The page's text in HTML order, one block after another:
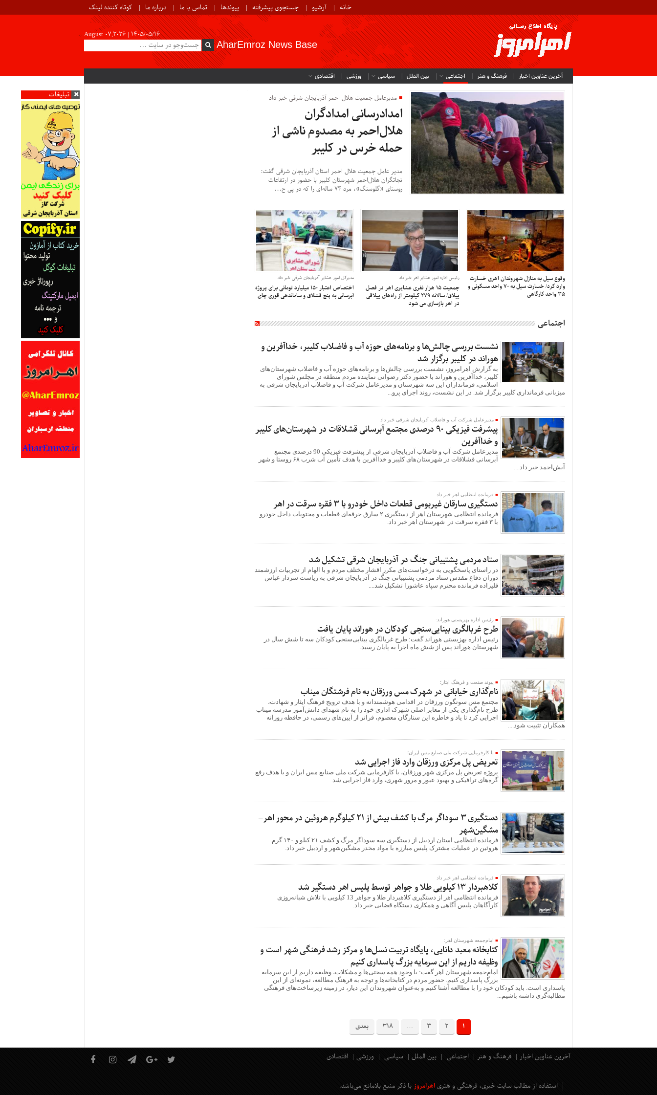
خانه آرشیو جستجوی پیشرفته پیوندها تماس با ما درباره ما کوتاه کننده لینک
August 07,2026 | ۱۴۰۵/۰۵/۱۶
AharEmroz News Base
آخرین عناوین اخبار فرهنگ و هنر اجتماعی بین الملل سیاسی ورزشی اقتصادی
تبلیغات مدیرعامل جمعیت هلال احمر آذربایجان شرقی خبر داد
امدادرسانی امدادگران
هلال‌احمر به مصدوم ناشی از
حمله خرس در کلیبر
مدیر عامل جمعیت هلال احمر استان آذربایجان شرقی گفت:
نجاتگران هلال‌احمر شهرستان کلیبر با حضور در ارتفاعات
روستای «گلوسنگ»، مرد ۷۴ ساله‌ای را که در پی ح...
وقوع سیل به منازل شهروندان اهری خسارت
وارد کرد/ خسارت سیل به ۷۰ واحد مسکونی و
۳۵ واحد کارگاهی
رئیس اداره امور عشایر اهر خبر داد
جمعیت ۱۵ هزار نفری عشایری اهر در فصل
ییلاق/ سالانه ۲۷۹ کیلومتر از راه‌های ییلاقی
در اهر بازسازی می شود
مدیرکل امور عشایر آذربایجان شرقی خبر داد
اختصاص اعتبار ۱۵۰ میلیارد تومانی برای پروژه
آبرسانی به پنج قشلاق و ساماندهی قوری چای
اجتماعی
نشست بررسی چالش‌ها و برنامه‌های حوزه آب و فاضلاب کلیبر، خداآفرین و
هوراند در کلیبر برگزار شد
به گزارش اهرامروز، نشست بررسی چالش‌ها و برنامه‌های حوزه آب و فاضلاب شهرستان‌های
کلیبر، خداآفرین و هوراند با حضور دکتر رضوانی نماینده مردم منطقه در مجلس شورای
اسلامی، فرمانداران این سه شهرستان و مدیرعامل شرکت آب و فاضلاب آذربایجان شرقی به
میزبانی فرمانداری کلیبر برگزار شد. در این نشست، روند اجرای پرو...
مدیرعامل شرکت آب و فاضلاب آذربایجان شرقی خبر داد
پیشرفت فیزیکی 90 درصدی مجتمع آبرسانی قشلاقات در شهرستان‌های کلیبر
و خداآفرین
مدیرعامل شرکت آب و فاضلاب آذربایجان شرقی از پیشرفت فیزیکی 90 درصدی مجتمع
آبرسانی قشلاقات در شهرستان‌های کلیبر و خداآفرین با هدف تأمین آب شرب ۶۸ روستا و شهر
آبش‌احمد خبر داد....
فرمانده انتظامی اهر خبر داد
دستگيری سارقان غیربومی قطعات داخل خودرو با ۳ فقره سرقت در اهر
فرمانده انتظامی شهرستان اهر از دستگيری ۲ سارق حرفه‌ای قطعات و محتويات داخل خودرو
با ۳ فقره سرقت در شهرستان اهر خبر داد.
ستاد مردمی پشتیبانی جنگ در آذربایجان شرقی تشکیل شد
در راستای پاسخگویی به درخواست‌های مکرر اقشار مختلف مردم و با الهام از تجربیات ارزشمند
دوران دفاع مقدس ستاد مردمی پشتیبانی جنگ در آذربایجان شرقی به ریاست سردار عباس
قلیزاده فرمانده محترم سپاه عاشورا تشکیل شد....
رئیس اداره بهزیستی هوراند:
طرح غربالگری بینایی‌سنجی کودکان در هوراند پایان یافت
رئیس اداره بهزیستی هوراند گفت: طرح غربالگری بینایی‌سنجی کودکان سه تا شش سال در
شهرستان هوراند پس از شش ماه اجرا به پایان رسید.
پیوند صنعت و فرهنگ ایثار؛
نام‌گذاری خیابانی در شهرک مس ورزقان به نام فرشتگان میناب
مجتمع مس سونگون ورزقان در اقدامی هوشمندانه و با هدف ترویج فرهنگ ایثار و شهادت،
طرح نام‌گذاری یکی از معابر اصلی شهرک اداری خود را به نام شهدای دانش‌آموز مدرسه میناب
اجرایی کرد تا یاد و خاطره این ستارگان معصوم، فراتر از آیین‌های رسمی، در حافظه روزانه
همکاران تثبیت شود....
با کارفرمایی شرکت ملی صنایع مس ایران؛
تعریض پل مرکزی ورزقان وارد فاز اجرایی شد
پروژه تعریض پل مرکزی شهر ورزقان، با کارفرمایی شرکت ملی صنایع مس ایران و با هدف رفع
گره‌های ترافیکی و بهبود عبور و مرور شهری، وارد فاز اجرایی شد
دستگیری ۳ سوداگر مرگ با کشف بیش از ۲۱ کیلوگرم هروئین در محور اهر–
مشگین‌شهر
فرمانده انتظامی استان اردبیل از دستگیری سه سوداگر مرگ و کشف ۲۱ کیلو و ۱۴۰ گرم
هروئین در عملیات مشترک پلیس مبارزه با مواد مخدر مشگین‌شهر و اردبیل خبر داد.
فرمانده انتظامی اهر خبر داد
کلاهبردار 13 کیلویی طلا و جواهر توسط پلیس اهر دستگیر شد
فرمانده انتظامی اهر از دستگیری کلاهبردار طلا و جواهر 13 کیلویی با تلاش شبانه‌روزی
کارآگاهان پلیس آگاهی و همکاری دستگاه قضایی خبر داد.
امام‌جمعه شهرستان اهر:
کتابخانه معبد دانایی، پایگاه تربیت نسل‌ها و مرکز رشد فرهنگی شهر است و
وظیفه داریم از این سرمایه بزرگ پاسداری کنیم
امام‌جمعه شهرستان اهر گفت: با وجود همه سختی‌ها و مشکلات، وظیفه داریم از این سرمایه
بزرگ پاسداری کنیم. حضور مردم در کتابخانه‌ها و توجه به فرهنگ مطالعه، نمونه‌ای از این
پاسداری است. باید کودکان خود را با مطالعه آشنا کنیم و به‌عنوان شهروندان این دیار، در زمینه زیرساخت‌های فرهنگی
مطالبه‌گری داشته باشیم...
1
2
3
…
318 بعدی
آخرین عناوین اخبار فرهنگ و هنر اجتماعی بین الملل سیاسی ورزشی اقتصادی
استفاده از مطالب سایت خبری، فرهنگی و هنری اهرامروز با ذکر منبع بلامانع می‌باشد.